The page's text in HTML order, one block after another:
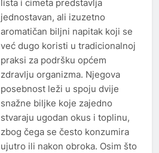
lista i cimeta predstavlja
jednostavan, ali izuzetno
aromatičan biljni napitak koji se
već dugo koristi u tradicionalnoj
praksi za podršku općem
zdravlju organizma. Njegova
posebnost leži u spoju dvije
snažne biljke koje zajedno
stvaraju ugodan okus i toplinu,
zbog čega se često konzumira
ujutro ili nakon obroka. Osim što